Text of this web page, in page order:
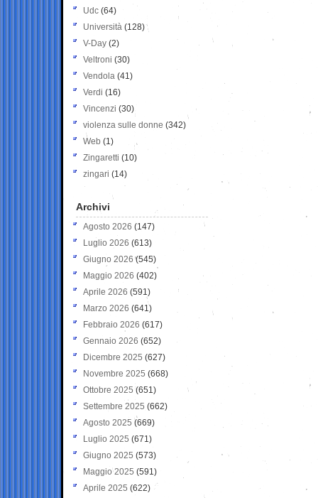
Udc (64)
Università (128)
V-Day (2)
Veltroni (30)
Vendola (41)
Verdi (16)
Vincenzi (30)
violenza sulle donne (342)
Web (1)
Zingaretti (10)
zingari (14)
Archivi
Agosto 2026 (147)
Luglio 2026 (613)
Giugno 2026 (545)
Maggio 2026 (402)
Aprile 2026 (591)
Marzo 2026 (641)
Febbraio 2026 (617)
Gennaio 2026 (652)
Dicembre 2025 (627)
Novembre 2025 (668)
Ottobre 2025 (651)
Settembre 2025 (662)
Agosto 2025 (669)
Luglio 2025 (671)
Giugno 2025 (573)
Maggio 2025 (591)
Aprile 2025 (622)